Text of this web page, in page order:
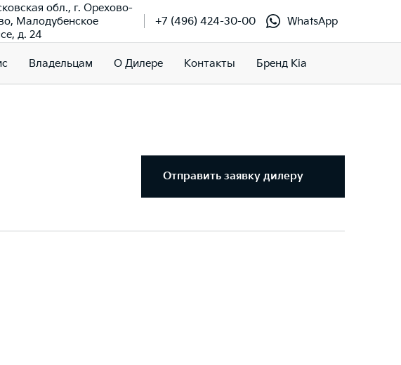
обл., г. Орехово-
Малодубенское
д. 24
+7 (496) 424-30-00 WhatsApp
Владельцам О Дилере Контакты Бренд Kia
Отправить заявку дилеру